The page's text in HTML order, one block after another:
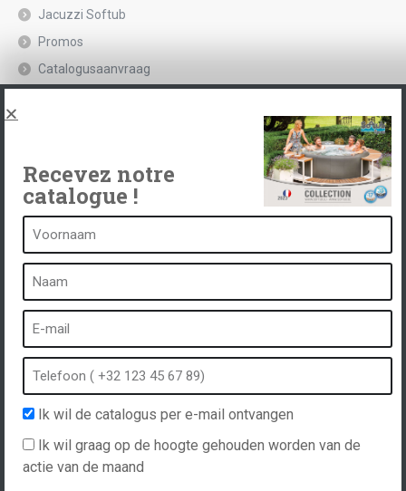
Jacuzzi Softub
Promos
Catalogusaanvraag
Een kuuroord is...
Wat is een kuuroord?
Bubbelbad
Buiten spa
Spa in de winter
Ingebouwde spa
Spa en hydrotherapie
Recevez notre
catalogue !
Ik wil de catalogus per e-mail ontvangen
Ik wil graag op de hoogte gehouden worden van de
actie van de maand